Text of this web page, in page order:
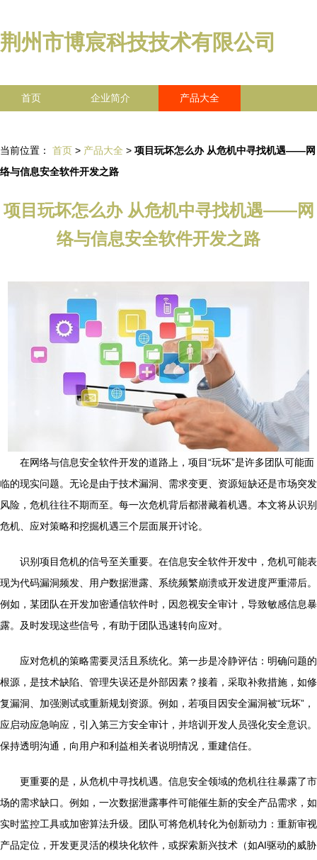
荆州市博宸科技技术有限公司
首页 企业简介 产品大全
当前位置： 首页 > 产品大全 > 项目玩坏怎么办 从危机中寻找机遇——网
络与信息安全软件开发之路
项目玩坏怎么办 从危机中寻找机遇——网
络与信息安全软件开发之路
在网络与信息安全软件开发的道路上，项目“玩坏”是许多团队可能面
临的现实问题。无论是由于技术漏洞、需求变更、资源短缺还是市场突发
风险，危机往往不期而至。每一次危机背后都潜藏着机遇。本文将从识别
危机、应对策略和挖掘机遇三个层面展开讨论。
识别项目危机的信号至关重要。在信息安全软件开发中，危机可能表
现为代码漏洞频发、用户数据泄露、系统频繁崩溃或开发进度严重滞后。
例如，某团队在开发加密通信软件时，因忽视安全审计，导致敏感信息暴
露。及时发现这些信号，有助于团队迅速转向应对。
应对危机的策略需要灵活且系统化。第一步是冷静评估：明确问题的
根源，是技术缺陷、管理失误还是外部因素？接着，采取补救措施，如修
复漏洞、加强测试或重新规划资源。例如，若项目因安全漏洞被“玩坏”，
应启动应急响应，引入第三方安全审计，并培训开发人员强化安全意识。
保持透明沟通，向用户和利益相关者说明情况，重建信任。
更重要的是，从危机中寻找机遇。信息安全领域的危机往往暴露了市
场的需求缺口。例如，一次数据泄露事件可能催生新的安全产品需求，如
实时监控工具或加密算法升级。团队可将危机转化为创新动力：重新审视
产品定位，开发更灵活的模块化软件，或探索新兴技术（如AI驱动的威胁